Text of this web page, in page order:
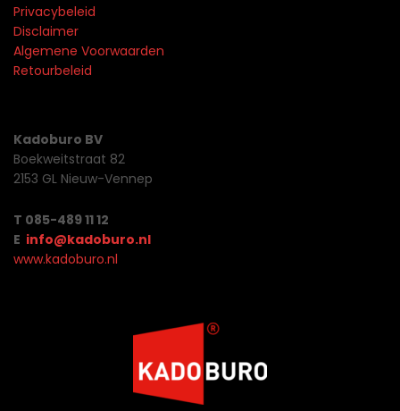
Privacybeleid
Disclaimer
Algemene Voorwaarden
Retourbeleid
Kadoburo BV
Boekweitstraat 82
2153 GL Nieuw-Vennep
T 085-489 11 12
E info@kadoburo.nl
www.kadoburo.nl